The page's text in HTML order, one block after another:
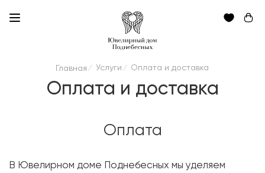
Главная / Услуги / Оплата и доставка
Оплата и доставка
Оплата
В Ювелирном доме Поднебесных мы уделяем